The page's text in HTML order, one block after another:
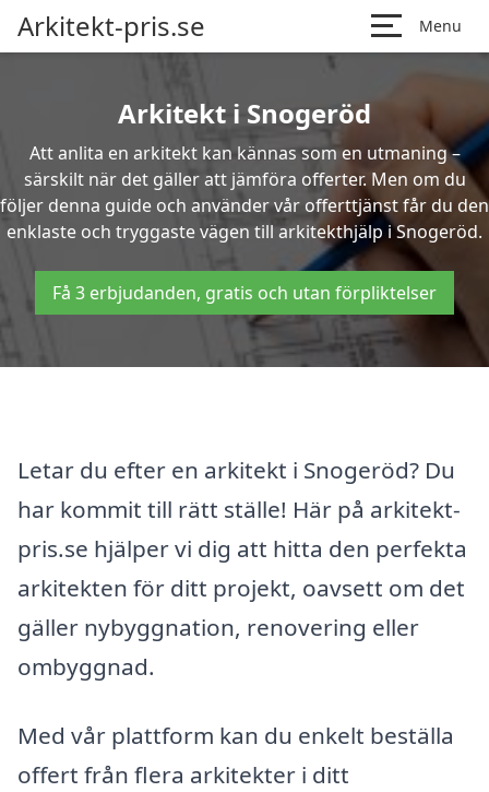
Arkitekt-pris.se Menu
Arkitekt i Snogeröd
Att anlita en arkitekt kan kännas som en utmaning –
särskilt när det gäller att jämföra offerter. Men om du
följer denna guide och använder vår offerttjänst får du den
enklaste och tryggaste vägen till arkitekthjälp i Snogeröd.
Få 3 erbjudanden, gratis och utan förpliktelser
Letar du efter en arkitekt i Snogeröd? Du
har kommit till rätt ställe! Här på arkitekt-
pris.se hjälper vi dig att hitta den perfekta
arkitekten för ditt projekt, oavsett om det
gäller nybyggnation, renovering eller
ombyggnad.
Med vår plattform kan du enkelt beställa
offert från flera arkitekter i ditt